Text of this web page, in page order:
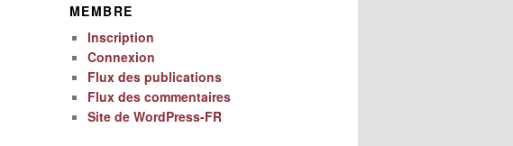
MEMBRE
Inscription
Connexion
Flux des publications
Flux des commentaires
Site de WordPress-FR